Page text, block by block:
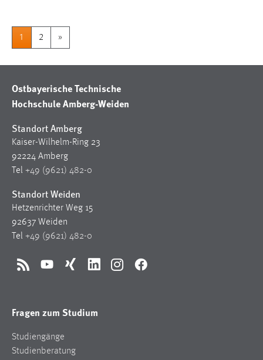
1 2 »
Ostbayerische Technische
Hochschule Amberg-Weiden
Standort Amberg
Kaiser-Wilhelm-Ring 23
92224 Amberg
Tel +49 (9621) 482-0
Standort Weiden
Hetzenrichter Weg 15
92637 Weiden
Tel +49 (9621) 482-0
RSS YouTubeXing LinkedInInstagramFacebook
Fragen zum Studium
Studiengänge
Studienberatung